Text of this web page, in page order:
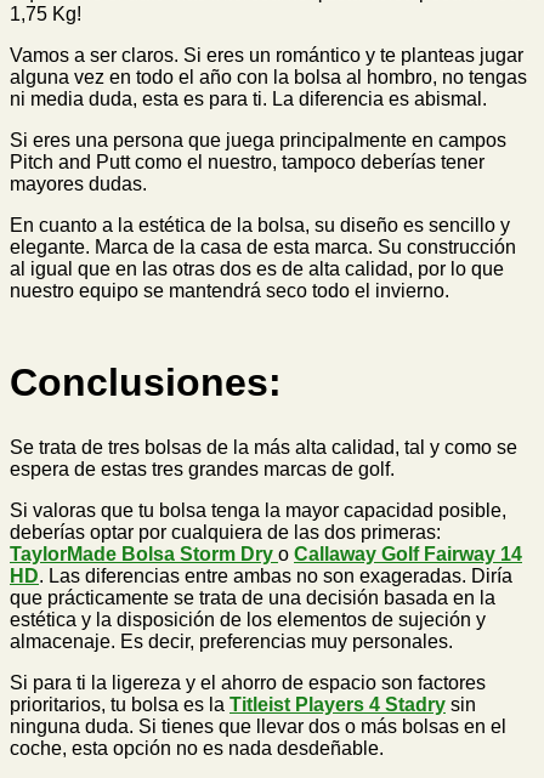
1,75 Kg!
Vamos a ser claros. Si eres un romántico y te planteas jugar
alguna vez en todo el año con la bolsa al hombro, no tengas
ni media duda, esta es para ti. La diferencia es abismal.
Si eres una persona que juega principalmente en campos
Pitch and Putt como el nuestro, tampoco deberías tener
mayores dudas.
En cuanto a la estética de la bolsa, su diseño es sencillo y
elegante. Marca de la casa de esta marca. Su construcción
al igual que en las otras dos es de alta calidad, por lo que
nuestro equipo se mantendrá seco todo el invierno.
Conclusiones:
Se trata de tres bolsas de la más alta calidad, tal y como se
espera de estas tres grandes marcas de golf.
Si valoras que tu bolsa tenga la mayor capacidad posible,
deberías optar por cualquiera de las dos primeras:
TaylorMade Bolsa Storm Dry o Callaway Golf Fairway 14
HD. Las diferencias entre ambas no son exageradas. Diría
que prácticamente se trata de una decisión basada en la
estética y la disposición de los elementos de sujeción y
almacenaje. Es decir, preferencias muy personales.
Si para ti la ligereza y el ahorro de espacio son factores
prioritarios, tu bolsa es la Titleist Players 4 Stadry sin
ninguna duda. Si tienes que llevar dos o más bolsas en el
coche, esta opción no es nada desdeñable.